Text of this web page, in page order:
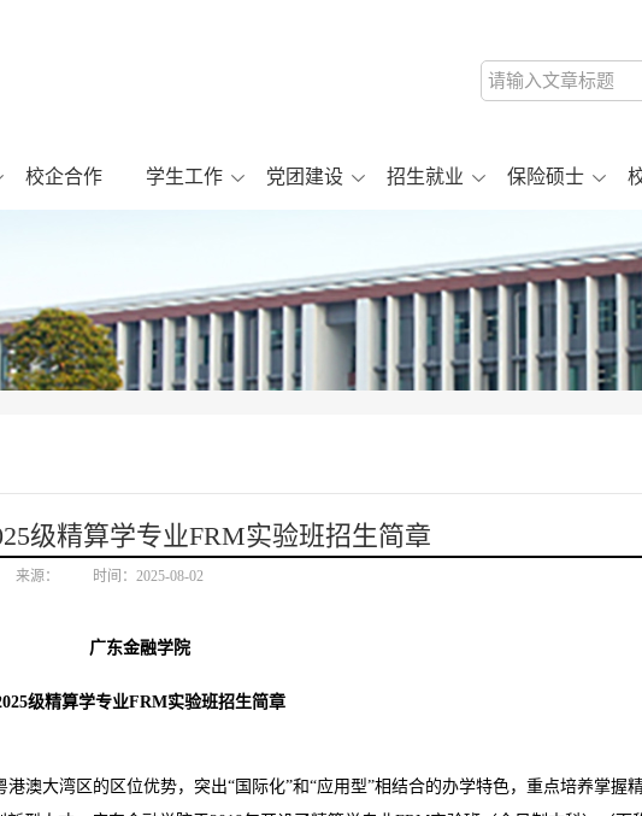
校企合作 学生工作 党团建设 招生就业 保险硕士
级精算学专业FRM实验班招生简章
来源： 时间：2025-08-02
广东金融学院
级精算学专业FRM实验班招生简章
港澳大湾区的区位优势，突出“国际化”和“应用型”相结合的办学特色，重点培养掌握